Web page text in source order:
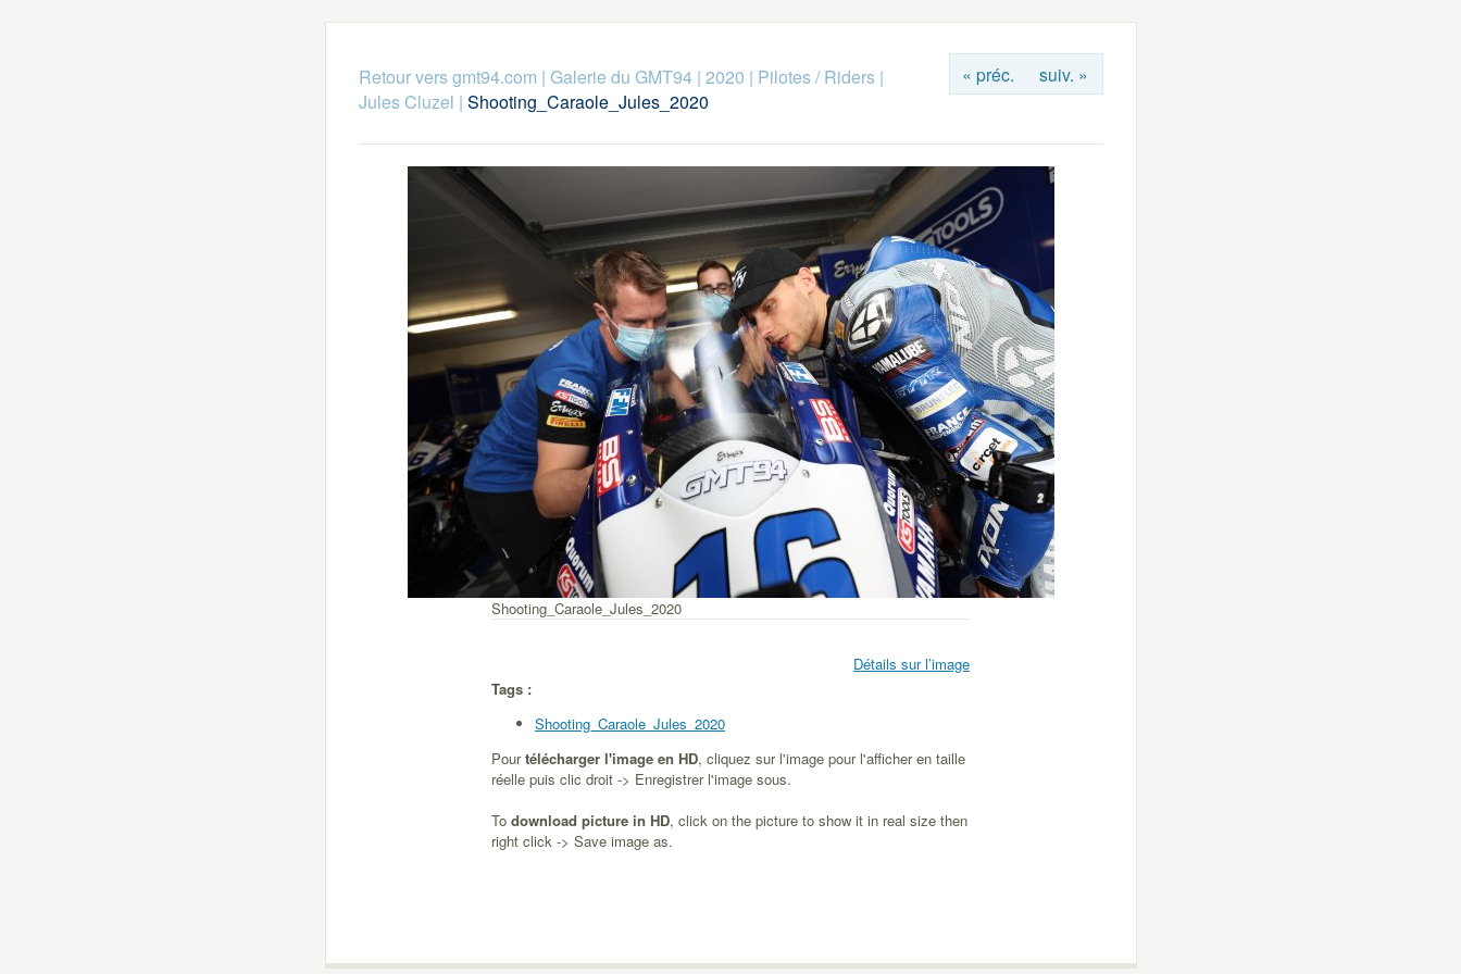
« préc. suiv. »
Retour vers gmt94.com | Galerie du GMT94| 2020 | Pilotes / Riders|
Jules Cluzel | Shooting_Caraole_Jules_2020
Shooting_Caraole_Jules_2020
Détails sur l’image
Tags :
Shooting_Caraole_Jules_2020
Pourtélécharger l'image en HD, cliquez sur l'image pour l'afficher en taille
réelle puis clic droit -> Enregistrer l'image sous.
To download picture in HD, click on the picture to show it in real size then
right click -> Save image as.